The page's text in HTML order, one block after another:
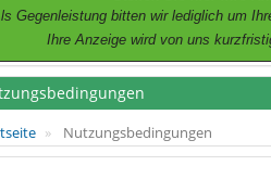
Gegenleistung bitten wir lediglich um
Ihre Anzeige wird von uns
Nutzungsbedingungen